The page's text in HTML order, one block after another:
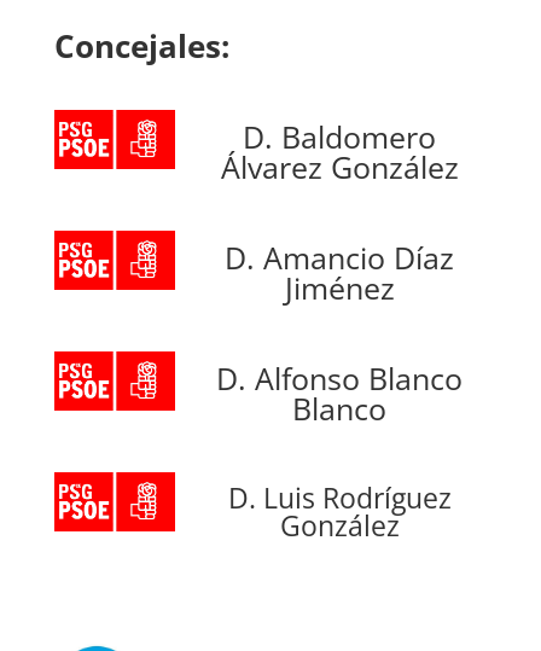
Concejales:
D. Baldomero
Álvarez González
D. Amancio Díaz
Jiménez
D. Alfonso Blanco
Blanco
D. Luis Rodríguez
González